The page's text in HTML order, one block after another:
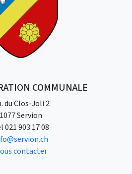
COMMUNALE
du Clos-Joli 2
1077 Servion
021 903 17 08
contacter